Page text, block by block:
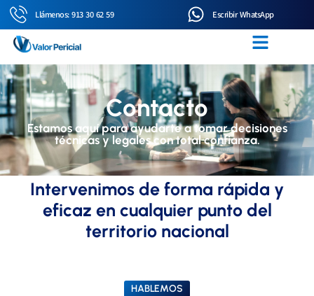
Llámenos: 913 30 62 59 Escribir WhatsApp
Contacto
Estamos aquí para ayudarte a tomar decisiones
técnicas y legales con total confianza.
Intervenimos de forma rápida y
eficaz en cualquier punto del
territorio nacional
HABLEMOS